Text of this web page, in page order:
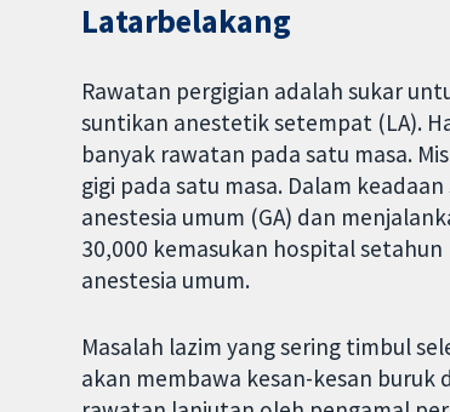
Latarbelakang
Rawatan pergigian adalah sukar
suntikan anestetik setempat (LA).
banyak rawatan pada satu masa.
gigi pada satu masa. Dalam
anestesia umum (GA) dan
30,000 kemasukan hospital
anestesia umum.
Masalah lazim yang sering timbul
akan membawa kesan-kesan buruk